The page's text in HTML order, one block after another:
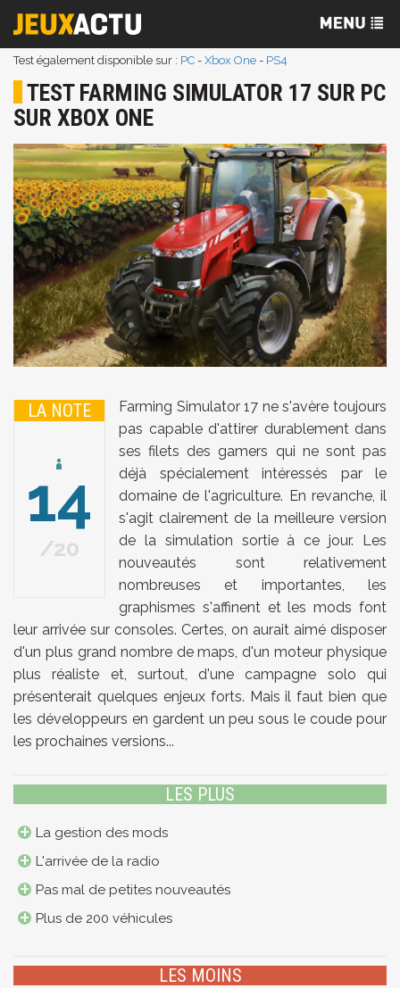
Test également disponible sur : PC - Xbox One - PS4
TEST FARMING SIMULATOR 17 SUR PC
SUR XBOX ONE
LA NOTE
14
20
Farming Simulator 17 ne s'avère toujours
pas capable d'attirer durablement dans
ses filets des gamers qui ne sont pas
déjà spécialement intéressés par le
domaine de l'agriculture. En revanche, il
s'agit clairement de la meilleure version
de la simulation sortie à ce jour. Les
nouveautés sont relativement
nombreuses et importantes, les
graphismes s'affinent et les mods font
leur arrivée sur consoles. Certes, on aurait aimé disposer
d'un plus grand nombre de maps, d'un moteur physique
plus réaliste et, surtout, d'une campagne solo qui
présenterait quelques enjeux forts. Mais il faut bien que
les développeurs en gardent un peu sous le coude pour
les prochaines versions...
LES PLUS
La gestion des mods
L'arrivée de la radio
Pas mal de petites nouveautés
Plus de 200 véhicules
LES MOINS